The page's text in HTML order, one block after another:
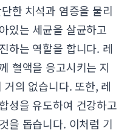
한 치석과 염증을 물리
있는 세균을 살균하고
하는 역할을 합니다. 레
혈액을 응고시키는 지
의 없습니다. 또한, 레
성을 유도하여 건강하고
을 돕습니다. 이처럼 기